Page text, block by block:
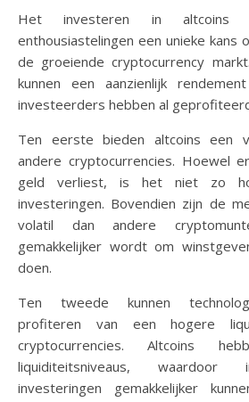
Het investeren in altcoins
enthousiastelingen een unieke kans
de groeiende cryptocurrency
kunnen een aanzienlijk
investeerders hebben al
Ten eerste bieden altcoins een
andere cryptocurrencies. Hoewel
geld verliest, is het niet zo
investeringen. Bovendien zijn de
volatil dan andere
gemakkelijker wordt om
doen.
Ten tweede kunnen
profiteren van een hogere
cryptocurrencies. Altcoins
liquiditeitsniveaus, waardoor
investeringen gemakkelijker